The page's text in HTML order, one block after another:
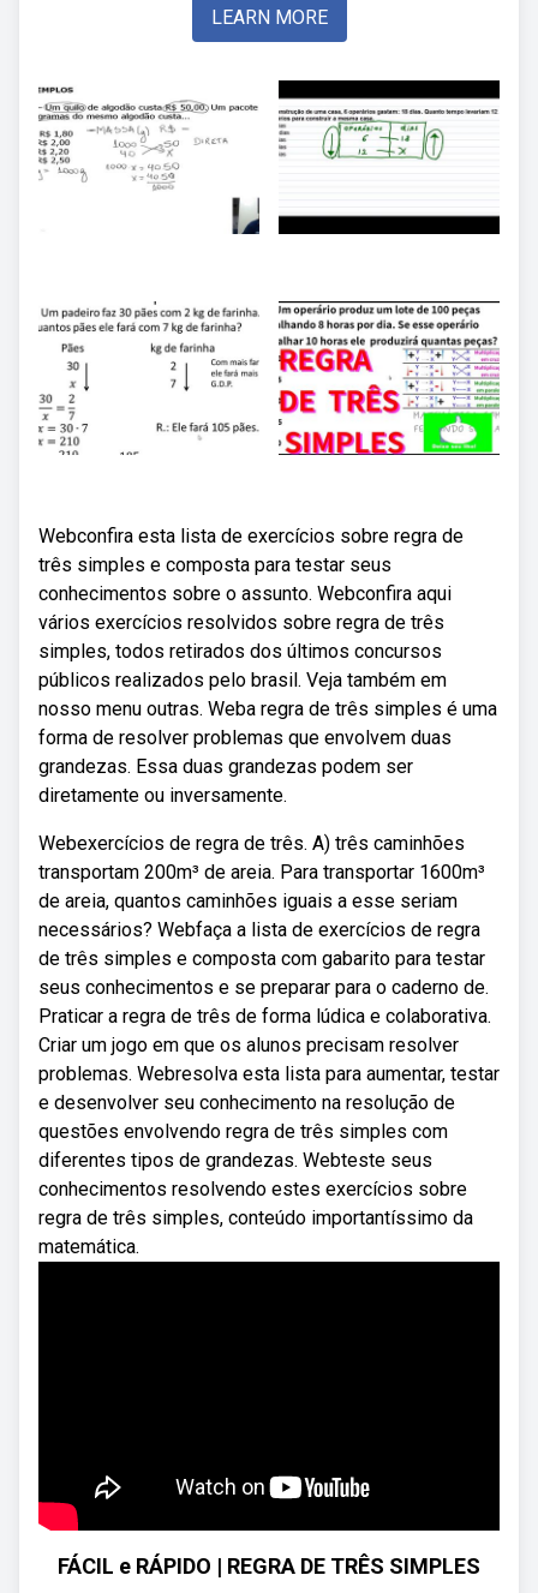
LEARN MORE
Webconfira esta lista de exercícios sobre regra de
três simples e composta para testar seus
conhecimentos sobre o assunto. Webconfira aqui
vários exercícios resolvidos sobre regra de três
simples, todos retirados dos últimos concursos
públicos realizados pelo brasil. Veja também em
nosso menu outras. Weba regra de três simples é uma
forma de resolver problemas que envolvem duas
grandezas. Essa duas grandezas podem ser
diretamente ou inversamente.
Webexercícios de regra de três. A) três caminhões
transportam 200m³ de areia. Para transportar 1600m³
de areia, quantos caminhões iguais a esse seriam
necessários? Webfaça a lista de exercícios de regra
de três simples e composta com gabarito para testar
seus conhecimentos e se preparar para o caderno de.
Praticar a regra de três de forma lúdica e colaborativa.
Criar um jogo em que os alunos precisam resolver
problemas. Webresolva esta lista para aumentar, testar
e desenvolver seu conhecimento na resolução de
questões envolvendo regra de três simples com
diferentes tipos de grandezas. Webteste seus
conhecimentos resolvendo estes exercícios sobre
regra de três simples, conteúdo importantíssimo da
matemática.
FÁCIL e RÁPIDO | REGRA DE TRÊS SIMPLES